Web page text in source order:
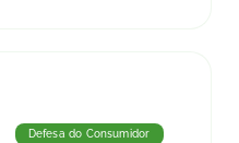
Defesa do Consumidor